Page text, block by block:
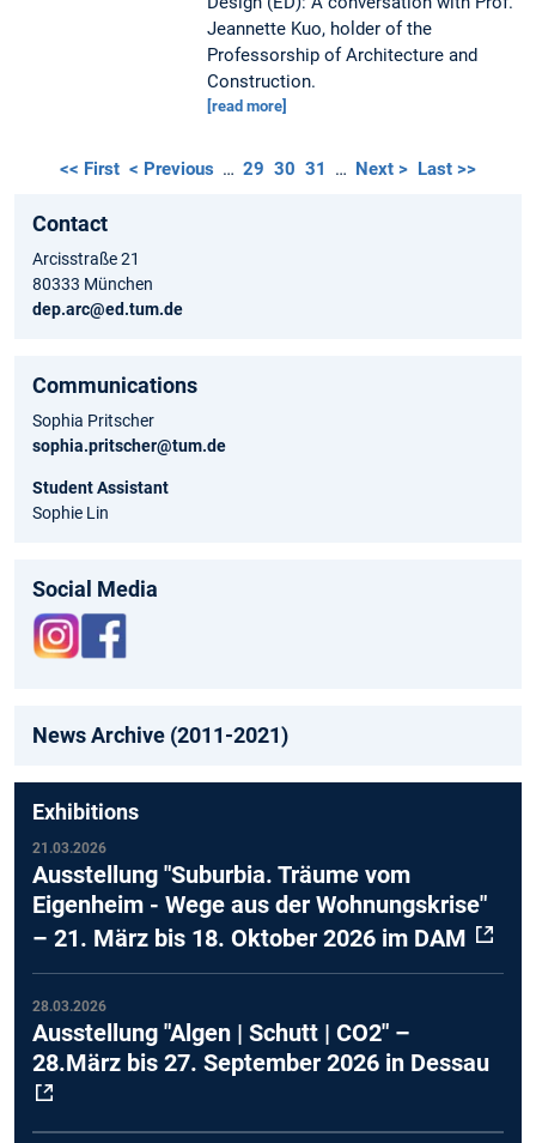
Jeannette Kuo, holder of the
Professorship of Architecture and
Construction.
[read more]
<< First < Previous … 29 30 31 … Next > Last >>
Contact
Arcisstraße 21
80333 München
dep.arc@ed.tum.de
Communications
Sophia Pritscher
sophia.pritscher@tum.de
Student Assistant
Sophie Lin
Social Media
News Archive (2011-2021)
Exhibitions
21.03.2026
Ausstellung "Suburbia. Träume vom
Eigenheim - Wege aus der Wohnungskrise"
– 21. März bis 18. Oktober 2026 im DAM
28.03.2026
Ausstellung "Algen | Schutt | CO2" –
28.März bis 27. September 2026 in Dessau